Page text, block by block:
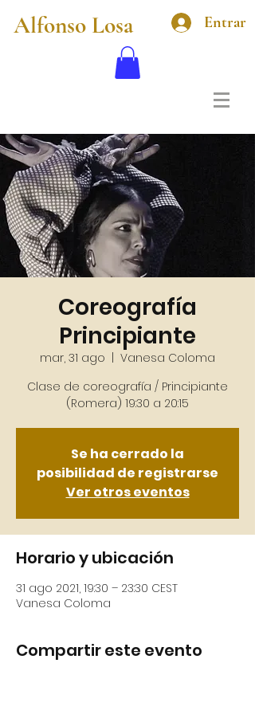
Alfonso Losa Entrar
Coreografía
Principiante
mar, 31 ago
  |
Vanesa Coloma
Clase de coreografía / Principiante
Se ha cerrado la
posibilidad de registrarse
Ver otros eventos
Horario y ubicación
31 ago 2021, 19:30 – 23:30 CEST
Vanesa Coloma
Compartir este evento